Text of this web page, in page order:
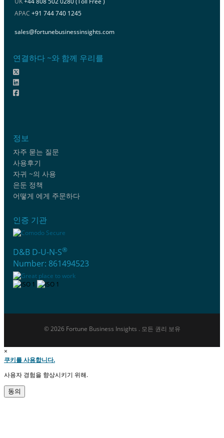
APAC +91 744 740 1245
sales@fortunebusinessinsights.com
연결하다 ~와 함께 우리를
정보
자주 묻는 질문
사용후기
자귀 ~의 사용
은둔 정책
어떻게 에게 주문하다
인증 기관
D&B D-U-N-S®
Number: 861494523
© 2026 Fortune Business Insights . 모든 권리 보유
×
쿠키를 사용합니다.
사용자 경험을 향상시키기 위해.
동의